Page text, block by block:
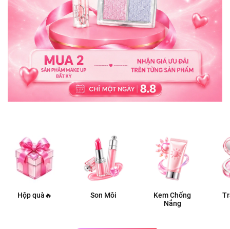
Hộp quà🔥 Son Môi
Kem Chống
Nắng